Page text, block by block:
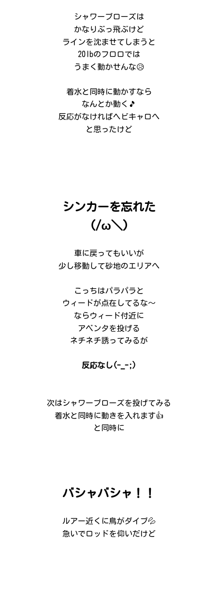
シャワーブローズは
かなりぶっ飛ぶけど
ラインを沈ませてしまうと
20lbのフロロでは
うまく動かせんな😥
着水と同時に動かすなら
なんとか動く🎵
反応がなければヘビキャロへ
と思ったけど
シンカーを忘れた
(/ω＼)
車に戻ってもいいが
少し移動して砂地のエリアへ
こっちはパラパラと
ウィードが点在してるな～
ならウィード付近に
アベンタを投げる
ネチネチ誘ってみるが
反応なし(-_-;)
次はシャワーブローズを投げてみる
着水と同時に動きを入れます👍
と同時に
バシャバシャ！！
ルアー近くに鳥がダイブ💦
急いでロッドを仰いだけど